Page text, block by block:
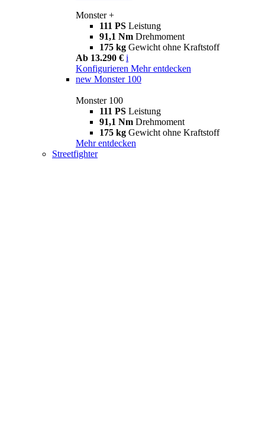
Monster +
111 PS Leistung
91,1 Nm Drehmoment
175 kg Gewicht ohne Kraftstoff
Ab 13.290 € i
Konfigurieren Mehr entdecken
new Monster 100
Monster 100
111 PS Leistung
91,1 Nm Drehmoment
175 kg Gewicht ohne Kraftstoff
Mehr entdecken
Streetfighter